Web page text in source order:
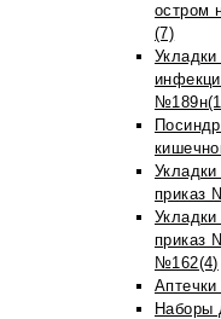
остром
(7)
приказ
приказ
№162(4)
Наборы